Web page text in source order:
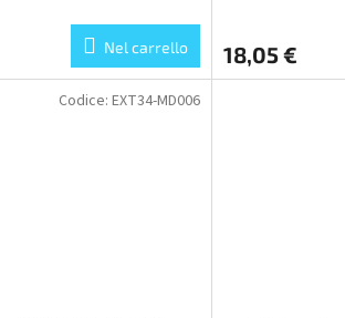
Nel carrello 18,05 €
Codice: EXT34-MD006